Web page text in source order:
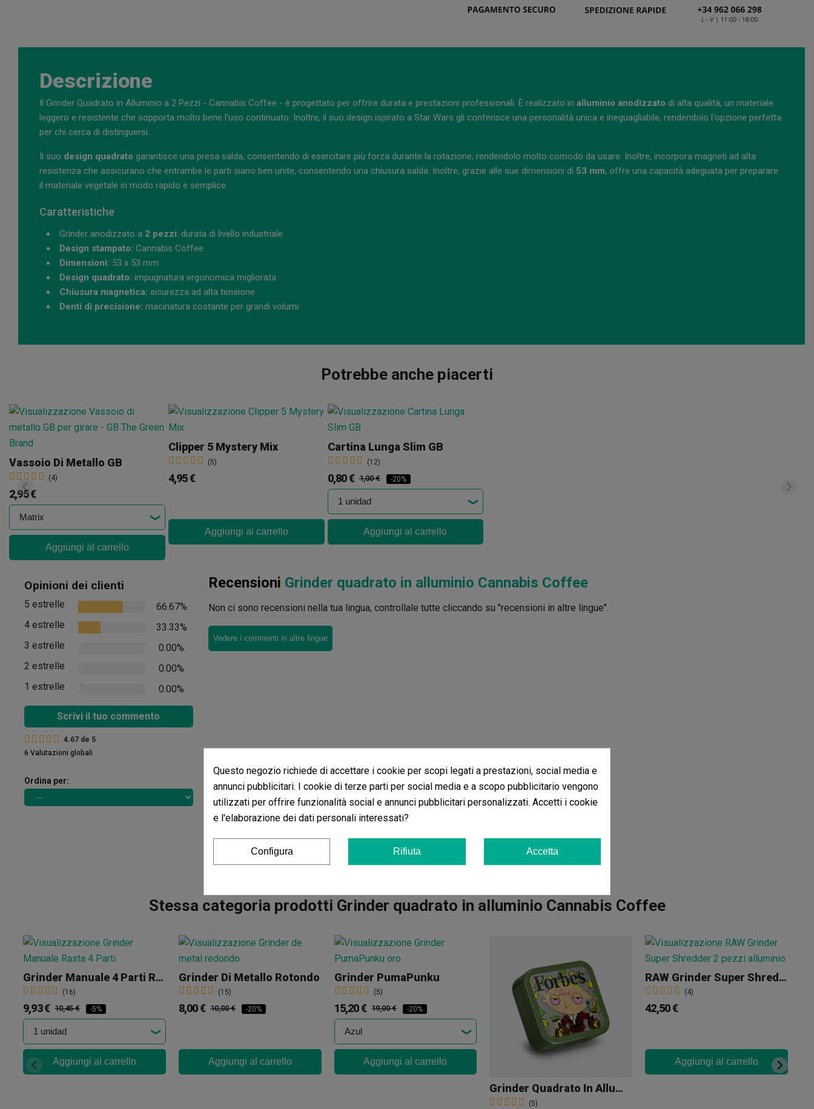
Descrizione
Il Grinder Quadrato in Alluminio a 2 Pezzi - Cannabis Coffee - è progettato per offrire durata e prestazioni professionali. È realizzato in alluminio anodizzato di alta qualità, un materiale
leggero e resistente che sopporta molto bene l'uso continuato. Inoltre, il suo design ispirato a Star Wars gli conferisce una personalità unica e ineguagliabile, rendendolo l'opzione perfetta
per chi cerca di distinguersi.
Il suo design quadrato garantisce una presa salda, consentendo di esercitare più forza durante la rotazione, rendendolo molto comodo da usare. Inoltre, incorpora magneti ad alta
resistenza che assicurano che entrambe le parti siano ben unite, consentendo una chiusura salda. Inoltre, grazie alle sue dimensioni di 53 mm, offre una capacità adeguata per preparare
il materiale vegetale in modo rapido e semplice.
Caratteristiche
Grinder anodizzato a 2 pezzi: durata di livello industriale
Design stampato: Cannabis Coffee
Dimensioni: 53 x 53 mm
Design quadrato: impugnatura ergonomica migliorata
Chiusura magnetica: sicurezza ad alta tensione
Denti di precisione: macinatura costante per grandi volumi
Potrebbe anche piacerti
Vassoio Di Metallo GB
(4)
2,95 €
Aggiungi al carrello
Clipper 5 Mystery Mix
(5)
4,95 €
Aggiungi al carrello
Cartina Lunga Slim GB
(12)
0,80 € 1,00 € -20%
Aggiungi al carrello
Opinioni dei clienti
5 estrelle
66.67%
4 estrelle
33.33%
3 estrelle
0.00%
2 estrelle
0.00%
1 estrelle
0.00%
Scrivi il tuo commento
4.67 de 5
6 Valutazioni globali
Ordina per:
Recensioni Grinder quadrato in alluminio Cannabis Coffee
Non ci sono recensioni nella tua lingua, controllale tutte cliccando su "recensioni in altre lingue".
Vedere i commenti in altre lingue
Stessa categoria prodotti Grinder quadrato in alluminio Cannabis Coffee
Grinder Manuale 4 Parti Rasta
(16)
9,93 € 10,45 € -5%
Aggiungi al carrello
Grinder Di Metallo Rotondo
(15)
8,00 € 10,00 € -20%
Aggiungi al carrello
Grinder PumaPunku
(5)
15,20 € 19,00 € -20%
Aggiungi al carrello
Grinder Quadrato In Alluminio Forbes
(5)
RAW Grinder Super Shredder 2 Pezzi
(4)
42,50 €
Aggiungi al carrello
Questo negozio richiede di accettare i cookie per scopi legati a prestazioni, social media e
annunci pubblicitari. I cookie di terze parti per social media e a scopo pubblicitario vengono
utilizzati per offrire funzionalità social e annunci pubblicitari personalizzati. Accetti i cookie
e l'elaborazione dei dati personali interessati?
Configura Rifiuta Accetta